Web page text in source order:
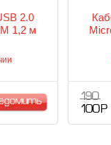
2.0
1,2 м
190
100 Р